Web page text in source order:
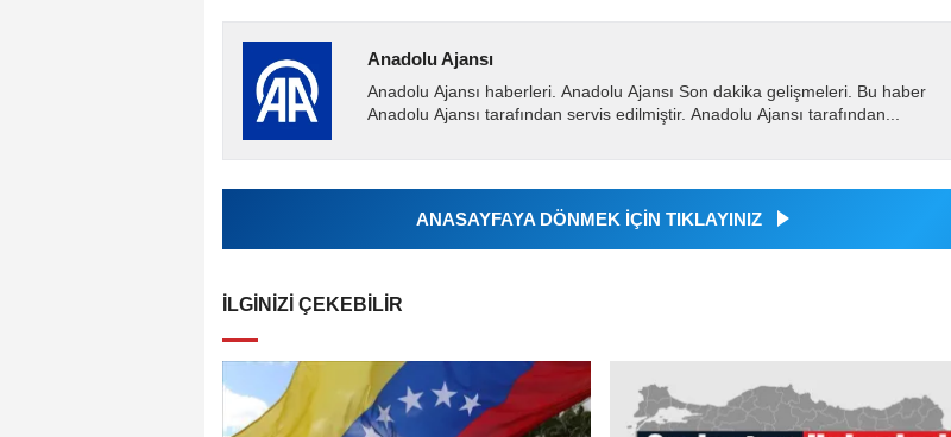
Anadolu Ajansı
Anadolu Ajansı haberleri. Anadolu Ajansı Son dakika gelişmeleri. Bu haber
Anadolu Ajansı tarafından servis edilmiştir. Anadolu Ajansı tarafından...
ANASAYFAYA DÖNMEK İÇİN TIKLAYINIZ
İLGINIZI ÇEKEBILIR